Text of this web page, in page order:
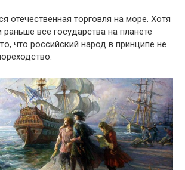
отечественная торговля на море. Хотя
все государства на планете
что российский народ в принципе не